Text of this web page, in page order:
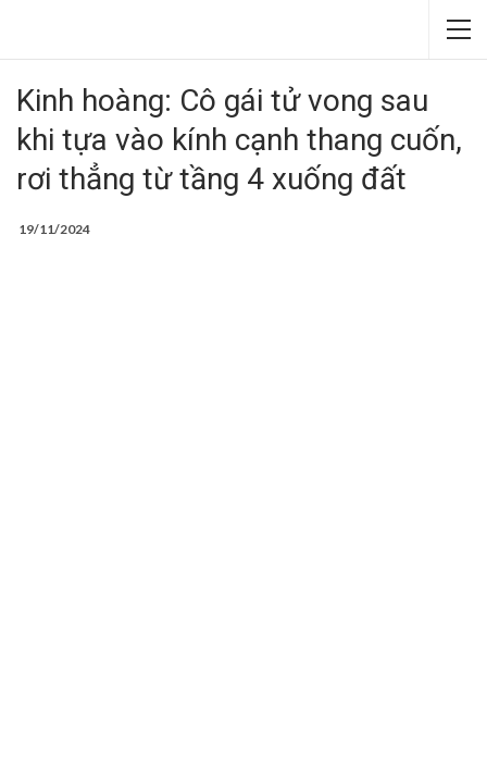
Kinh hoàng: Cô gái tử vong sau
khi tựa vào kính cạnh thang cuốn,
rơi thẳng từ tầng 4 xuống đất
19/11/2024